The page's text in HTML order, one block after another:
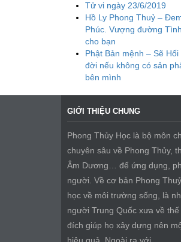
Tử vi ngày 23/6/2019
Hồ Ly Phong Thuỷ –
Phúc. Vượng đường
cho bạn
Phật Bản mệnh – Sẽ Hối
đời nếu không có sản
bên mình
GIỚI THIỆU CHUNG
Phong Thủy Học là bộ môn
chuyên sâu về Phong Thủy,
Âm Dương… để ứng dụng,
người. Về cơ bản Phong
học về môi trường sống, là
người Trung Quốc xưa về
đích giúp họ xây dựng nên